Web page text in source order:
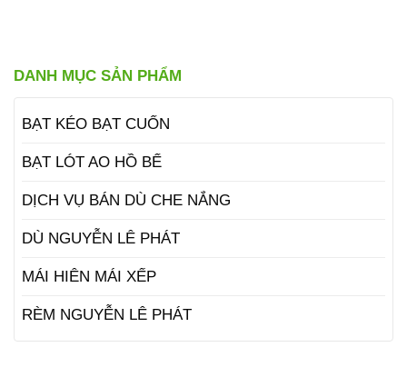
DANH MỤC SẢN PHẨM
BẠT KÉO BẠT CUỐN
BẠT LÓT AO HỒ BỂ
DỊCH VỤ BÁN DÙ CHE NẮNG
DÙ NGUYỄN LÊ PHÁT
MÁI HIÊN MÁI XẾP
RÈM NGUYỄN LÊ PHÁT